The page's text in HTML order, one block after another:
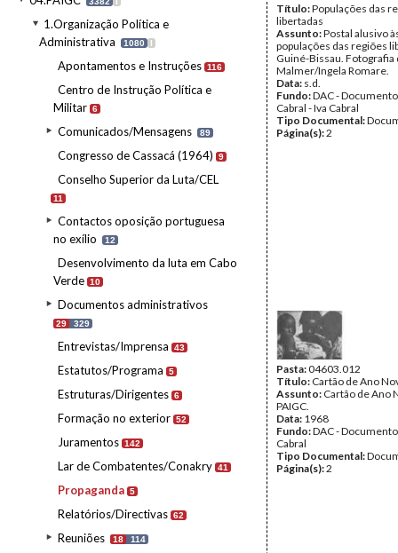
1.Organização Política e
Administrativa
1080 I
Apontamentos e Instruções 116
Centro de Instrução Política e
Militar 6
Comunicados/Mensagens 89
Congresso de Cassacá (1964) 9
Conselho Superior da Luta/CEL
11
Contactos oposição portuguesa
no exílio
12
Desenvolvimento da luta em Cabo
Verde 10
Documentos administrativos
29 329
Entrevistas/Imprensa 43
Estatutos/Programa 5
Estruturas/Dirigentes 6
Formação no exterior 52
Juramentos 142
Lar de Combatentes/Conakry 41
Propaganda 5
Relatórios/Directivas 62
Reuniões 18 114
Título:Populações das
libertadas
Assunto:Postal alusivo
populações das regiões
Guiné-Bissau. Fotografia
Malmer/Ingela Romare.
Data: s.d.
Fundo:DAC -
Cabral - Iva Cabral
Tipo Documental:
Página(s):2
Pasta:04603.012
Título: Cartão de Ano
Assunto: Cartão de Ano
PAIGC.
Data: 1968
Fundo:DAC -
Cabral
Tipo Documental:
Página(s):2